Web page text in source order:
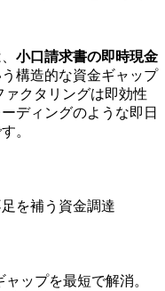
小口請求書の即時現金
う構造的な資金ギャップ
クタリングは即効性
ディングのような即日
。
を補う資金調達
ップを最短で解消。